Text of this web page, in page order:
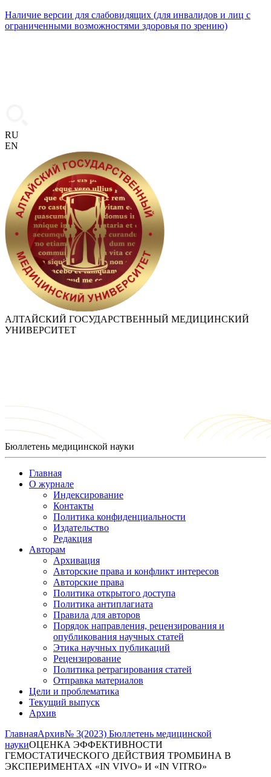
Наличие версии для слабовидящих (для инвалидов и лиц с
ограниченными возможностями здоровья по зрению)
RU
EN
АЛТАЙСКИЙ ГОСУДАРСТВЕННЫЙ МЕДИЦИНСКИЙ
УНИВЕРСИТЕТ
Бюллетень медицинской науки
Главная
О журнале
Индексирование
Контакты
Политика конфиденциальности
Издательство
Редакция
Авторам
Архивация
Авторские права и конфликт интересов
Авторские права
Политика открытого доступа
Политика антиплагиата
Правила для авторов
Порядок направления, рецензирования и
опубликования научных статей
Этика научных публикаций
Рецензирование
Политика ретрагирования статей
Отправка материалов
Цели и проблематика
Текущий выпуск
Архив
ГлавнаяАрхив№ 3(2023) Бюллетень медицинской
наукиОЦЕНКА ЭФФЕКТИВНОСТИ
ГЕМОСТАТИЧЕСКОГО ДЕЙСТВИЯ ТРОМБИНА В
ЭКСПЕРИМЕНТАХ «IN VIVO» И «IN VITRO»